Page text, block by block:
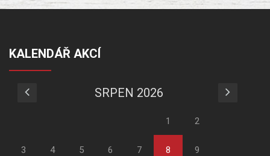
KALENDÁŘ AKCÍ
SRPEN 2026
1 2
3 4 5 6 7 8 9